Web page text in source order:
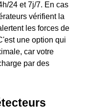
24 et 7j/7. En cas
vérifient la
les forces de
une option qui
car votre
par des